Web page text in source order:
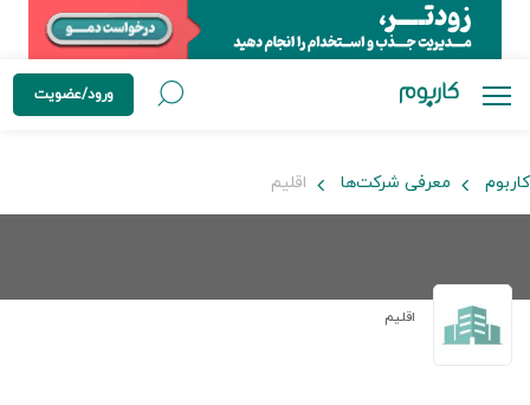
ورود/عضویت
کاربوم معرفی شرکت‌ها اقلیم
اقلیم